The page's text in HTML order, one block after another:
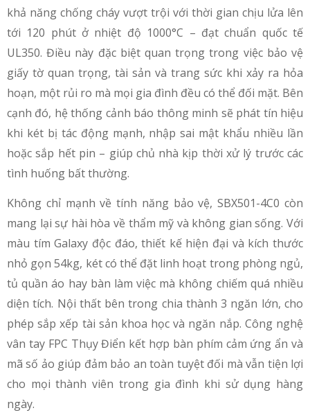
khả năng chống cháy vượt trội với thời gian chịu lửa lên
tới 120 phút ở nhiệt độ 1000°C – đạt chuẩn quốc tế
UL350. Điều này đặc biệt quan trọng trong việc bảo vệ
giấy tờ quan trọng, tài sản và trang sức khi xảy ra hỏa
hoạn, một rủi ro mà mọi gia đình đều có thể đối mặt. Bên
cạnh đó, hệ thống cảnh báo thông minh sẽ phát tín hiệu
khi két bị tác động mạnh, nhập sai mật khẩu nhiều lần
hoặc sắp hết pin – giúp chủ nhà kịp thời xử lý trước các
tình huống bất thường.
Không chỉ mạnh về tính năng bảo vệ, SBX501-4C0 còn
mang lại sự hài hòa về thẩm mỹ và không gian sống. Với
màu tím Galaxy độc đáo, thiết kế hiện đại và kích thước
nhỏ gọn 54kg, két có thể đặt linh hoạt trong phòng ngủ,
tủ quần áo hay bàn làm việc mà không chiếm quá nhiều
diện tích. Nội thất bên trong chia thành 3 ngăn lớn, cho
phép sắp xếp tài sản khoa học và ngăn nắp. Công nghệ
vân tay FPC Thụy Điển kết hợp bàn phím cảm ứng ẩn và
mã số ảo giúp đảm bảo an toàn tuyệt đối mà vẫn tiện lợi
cho mọi thành viên trong gia đình khi sử dụng hàng
ngày.